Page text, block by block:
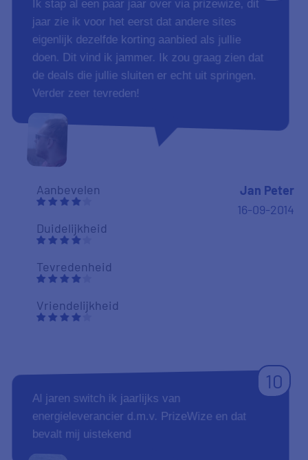
Ik stap al een paar jaar over via prizewize, dit
jaar zie ik voor het eerst dat andere sites
eigenlijk dezelfde korting aanbied als jullie
doen. Dit vind ik jammer. Ik zou graag zien dat
de deals die jullie sluiten er echt uit springen.
Verder zeer tevreden!
Aanbevelen
Duidelijkheid
Tevredenheid
Vriendelijkheid
Jan Peter
16-09-2014
10
Al jaren switch ik jaarlijks van
energieleverancier d.m.v. PrizeWize en dat
bevalt mij uistekend